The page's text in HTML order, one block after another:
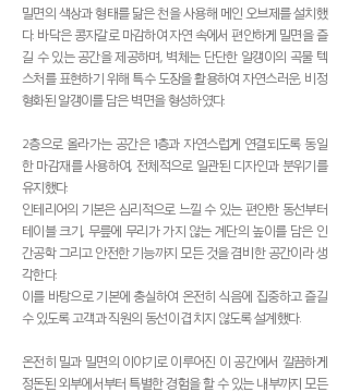
밀면의 색상과 형태를 닮은 천을 사용해 메인 오브제를 설치했
다. 바닥은 콩자갈로 마감하여 자연 속에서 편안하게 밀면을 즐
길 수 있는 공간을 제공하며, 벽체는 단단한 알갱이의 곡물 텍
스처를 표현하기 위해 특수 도장을 활용하여 자연스러운, 비정
형화된 알갱이를 담은 벽면을 형성하였다.
2층으로 올라가는 공간은 1층과 자연스럽게 연결되도록 동일
한 마감재를 사용하여, 전체적으로 일관된 디자인과 분위기를
유지했다.
인테리어의 기본은 심리적으로 느낄 수 있는 편안한 동선부터
테이블 크기, 무릎에 무리가 가지 않는 계단의 높이를 담은 인
간공학 그리고 안전한 기능까지 모든 것을 겸비한 공간이라 생
각한다.
이를 바탕으로 기본에 충실하여 온전히 식음에 집중하고 즐길
수 있도록 고객과 직원의 동선이 겹치지 않도록 설계했다.
온전히 밀과 밀면의 이야기로 이루어진 이 공간에서 깔끔하게
정돈된 외부에서부터 특별한 경험을 할 수 있는 내부까지 모든